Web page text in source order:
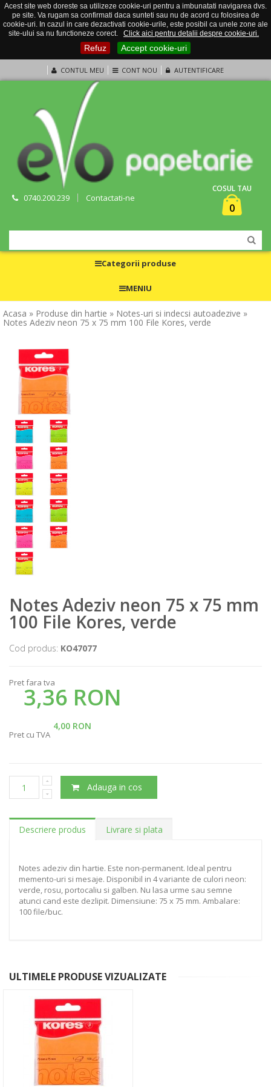
Acest site web doreste sa utilizeze cookie-uri pentru a imbunatati navigarea dvs.
pe site. Va rugam sa confirmati daca sunteti sau nu de acord cu folosirea de
cookie-uri. In cazul in care dezactivati cookie-urile, este posibil ca unele zone ale
site-ului sa nu functioneze corect.
Click aici pentru detalii despre cookie-uri.
Refuz Accept cookie-uri
CONTUL MEU CONT NOU AUTENTIFICARE
0740.200.239 Contactati-ne
COSUL TAU
0
Categorii produse
MENIU
Acasa » Produse din hartie » Notes-uri si indecsi autoadezive »
Notes Adeziv neon 75 x 75 mm 100 File Kores, verde
Notes Adeziv neon 75 x 75 mm
100 File Kores, verde
Cod produs: KO47077
Pret fara tva
3,36 RON
4,00 RON
Pret cu TVA
Adauga in cos
Descriere produs Livrare si plata
Notes adeziv din hartie. Este non-permanent. Ideal pentru
memento-uri si mesaje. Disponibil in 4 variante de culori neon:
verde, rosu, portocaliu si galben. Nu lasa urme sau semne
atunci cand este dezlipit. Dimensiune: 75 x 75 mm. Ambalare:
100 file/buc.
ULTIMELE PRODUSE VIZUALIZATE